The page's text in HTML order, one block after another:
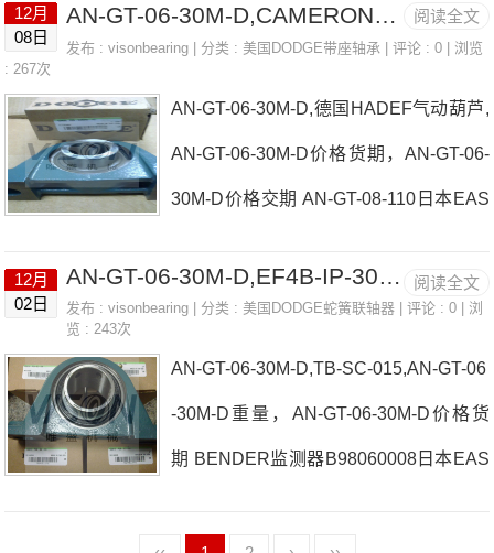
D， ，热销品牌推荐：MOTOVARIO齿
N-GTM-10-45
SLV减速机雨刷器LFT-SXV-103日本EAS
Z-102-PTRACO、电源模块日本EASE轴
承AN-GT-06-30M-D参数AN-GT-06-30M-
D价格,AN-GT-06-30M-D采购 热销型号
推荐：BENDER附件21-161FTWK传感
阅读全文
12月
08日
AN-GT-06-30M-D,CAMERON执行器
发布 :visonbearing | 分类 :美国DODGE带座轴承 | 评论 : 0 | 浏览
: 267次
AN-GT-06-30M-D,德国HADEF气动葫芦,
AN-GT-06-30M-D价格货期，AN-GT-06-
30M-D价格交期 AN-GT-08-110日本EAS
压阻尼器F4B-SCEZ-30M-SHSS日本EA
CK阀AN-GT-03-17M-D日本EASE轴承A
N-GT-06-30M-D参数AN-GT-06-30M-D价
格,AN-GT-06-30M-D采购 热销型号推
阅读全文
12月
02日
AN-GT-06-30M-D,EF4B-IP-300R
发布 :visonbearing | 分类 :美国DODGE蛇簧联轴器 | 评论 : 0 | 浏
览 : 243次
AN-GT-06-30M-D,TB-SC-015,AN-GT-06
-30M-D重量，AN-GT-06-30M-D价格货
期 BENDER监测器B98060008日本EAS
润滑脂美国HLR手动复位继电器日本EA